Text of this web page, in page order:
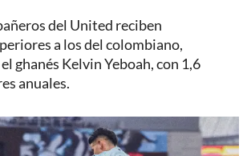
del United reciben
a los del colombiano,
ghanés Kelvin Yeboah, con 1,6
anuales.